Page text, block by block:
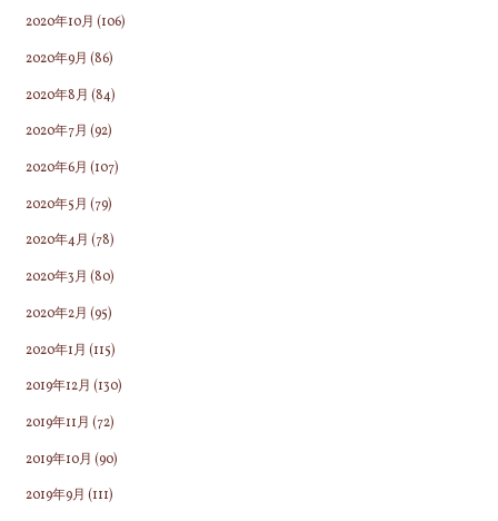
2020年10月 (106)
2020年9月 (86)
2020年8月 (84)
2020年7月 (92)
2020年6月 (107)
2020年5月 (79)
2020年4月 (78)
2020年3月 (80)
2020年2月 (95)
2020年1月 (115)
2019年12月 (130)
2019年11月 (72)
2019年10月 (90)
2019年9月 (111)